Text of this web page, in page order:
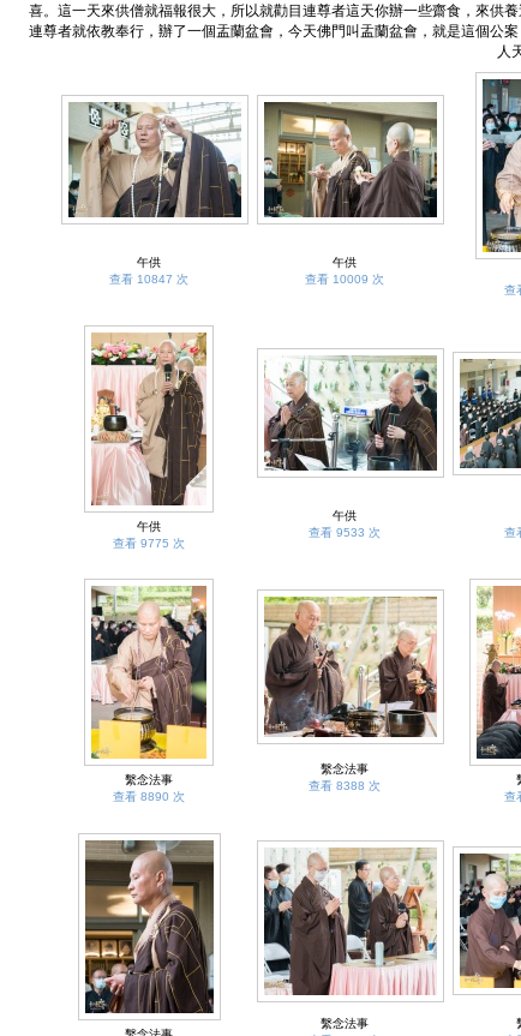
喜。這一天來供僧就福報很大，所以就勸目連尊者這天你辦一些齋食，來供
連尊者就依教奉行，辦了一個盂蘭盆會，今天佛門叫盂蘭盆會，就是這個公
人
午供
查看 10847 次
午供
查看 10009 次
查
午供
查看 9775 次
午供
查看 9533 次
查
繫念法事
查看 8890 次
繫念法事
查看 8388 次
查
繫念法事